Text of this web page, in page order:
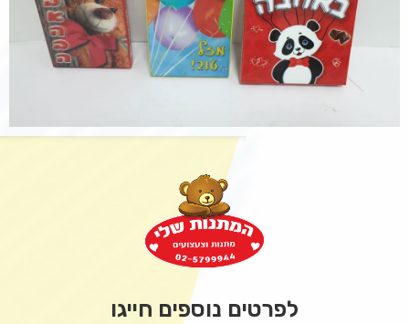
לפרטים נוספים חייגו